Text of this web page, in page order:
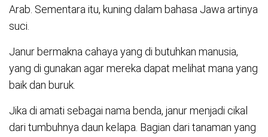
Arab. Sementara itu, kuning dalam bahasa Jawa artinya
suci.
Janur bermakna cahaya yang di butuhkan manusia,
yang di gunakan agar mereka dapat melihat mana yang
baik dan buruk.
Jika di amati sebagai nama benda, janur menjadi cikal
dari tumbuhnya daun kelapa. Bagian dari tanaman yang